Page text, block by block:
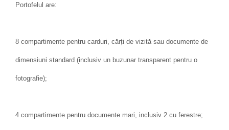
Portofelul are:
8 compartimente pentru carduri, cărți de vizită sau documente de
dimensiuni standard (inclusiv un buzunar transparent pentru o
fotografie);
4 compartimente pentru documente mari, inclusiv 2 cu ferestre;